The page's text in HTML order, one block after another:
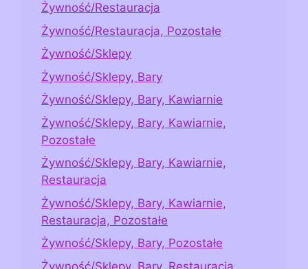
Żywność/Restauracja
Żywność/Restauracja, Pozostałe
Żywność/Sklepy
Żywność/Sklepy, Bary
Żywność/Sklepy, Bary, Kawiarnie
Żywność/Sklepy, Bary, Kawiarnie,
Pozostałe
Żywność/Sklepy, Bary, Kawiarnie,
Restauracja
Żywność/Sklepy, Bary, Kawiarnie,
Restauracja, Pozostałe
Żywność/Sklepy, Bary, Pozostałe
Żywność/Sklepy, Bary, Restauracja